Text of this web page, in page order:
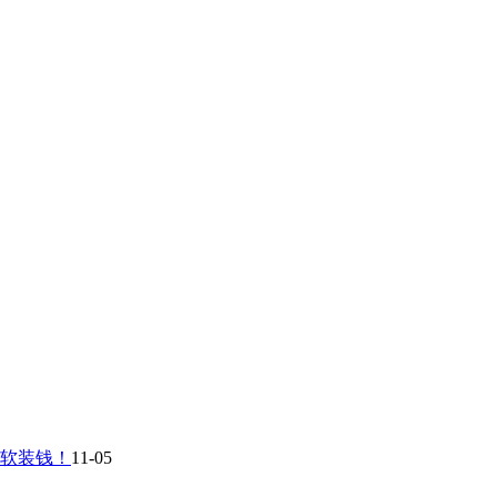
装钱！ 11-05